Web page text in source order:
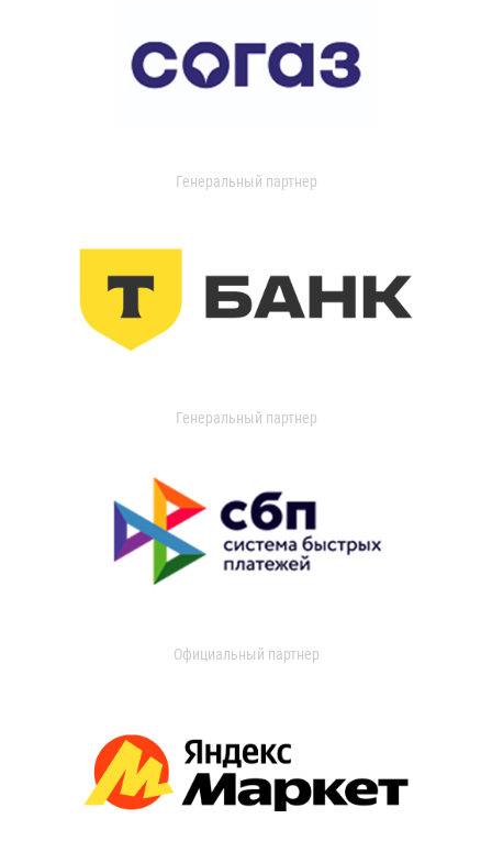
Генеральный партнер
Генеральный партнер
Официальный партнер